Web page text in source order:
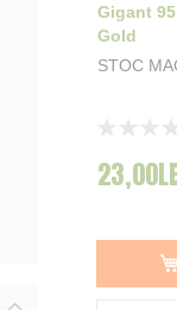
Gigant
Gold
STOC